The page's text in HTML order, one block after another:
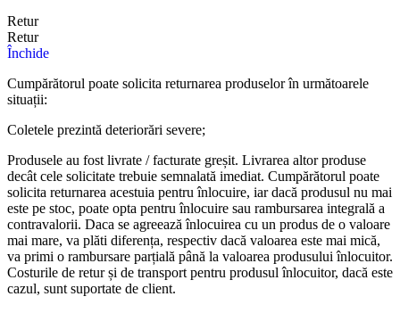
Retur
Retur
Închide
Cumpărătorul poate solicita returnarea produselor în următoarele
situații:
Coletele prezintă deteriorări severe;
Produsele au fost livrate / facturate greșit. Livrarea altor produse
decât cele solicitate trebuie semnalată imediat. Cumpărătorul poate
solicita returnarea acestuia pentru înlocuire, iar dacă produsul nu mai
este pe stoc, poate opta pentru înlocuire sau rambursarea integrală a
contravalorii. Daca se agreează înlocuirea cu un produs de o valoare
mai mare, va plăti diferența, respectiv dacă valoarea este mai mică,
va primi o rambursare parțială până la valoarea produsului înlocuitor.
Costurile de retur și de transport pentru produsul înlocuitor, dacă este
cazul, sunt suportate de client.